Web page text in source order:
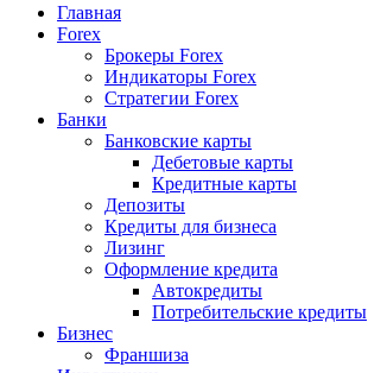
Главная
Forex
Брокеры Forex
Индикаторы Forex
Стратегии Forex
Банки
Банковские карты
Дебетовые карты
Кредитные карты
Депозиты
Кредиты для бизнеса
Лизинг
Оформление кредита
Автокредиты
Потребительские кредиты
Бизнес
Франшиза